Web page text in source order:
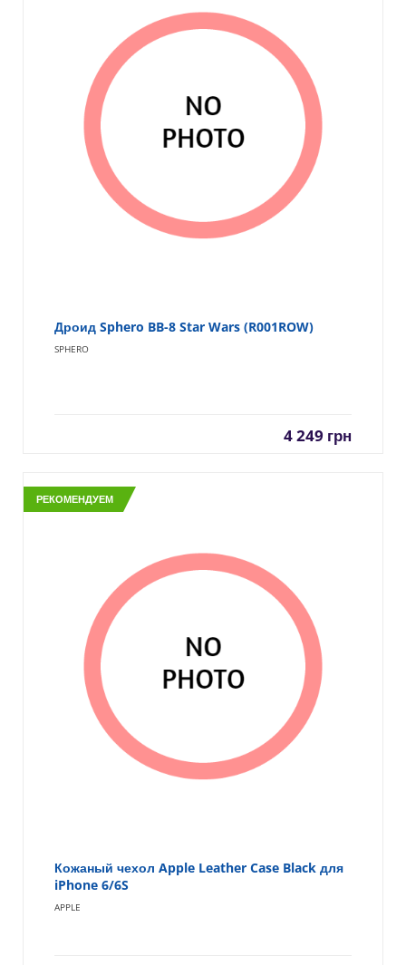
Дроид Sphero BB-8 Star Wars (R001ROW)
SPHERO
4 249 грн
РЕКОМЕНДУЕМ
Кожаный чехол Apple Leather Case Black для
iPhone 6/6S
APPLE